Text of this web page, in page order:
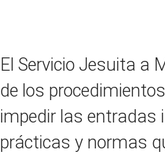
El Servicio Jesuita a
de los
impedir las entradas
prácticas y normas